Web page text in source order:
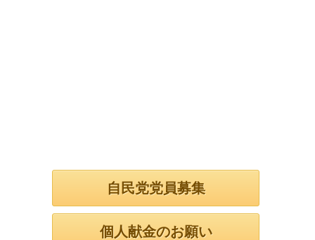
自民党党員募集
個人献金のお願い